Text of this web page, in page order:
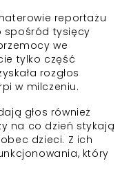
reportażu
spośród tysięcy
we
tylko część
rozgłos
w milczeniu.
głos również
na co dzień stykają
dzieci. Z ich
który